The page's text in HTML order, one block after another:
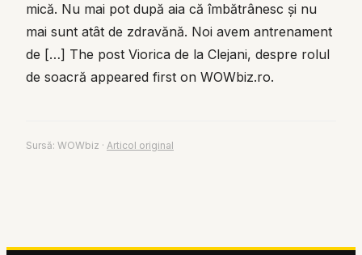
mică. Nu mai pot după aia că îmbătrânesc și nu
mai sunt atât de zdravănă. Noi avem antrenament
de […] The post Viorica de la Clejani, despre rolul
de soacră appeared first on WOWbiz.ro.
Sursă: WOWbiz · Articol original